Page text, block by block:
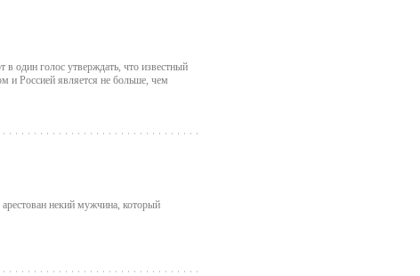
один голос утверждать, что известный
Россией является не больше, чем
некий мужчина, который